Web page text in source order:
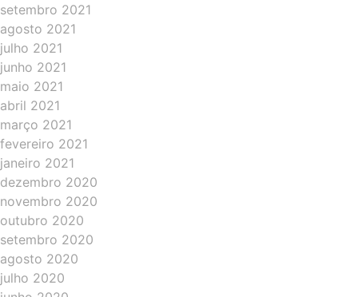
setembro 2021
agosto 2021
julho 2021
junho 2021
maio 2021
abril 2021
março 2021
fevereiro 2021
janeiro 2021
dezembro 2020
novembro 2020
outubro 2020
setembro 2020
agosto 2020
julho 2020